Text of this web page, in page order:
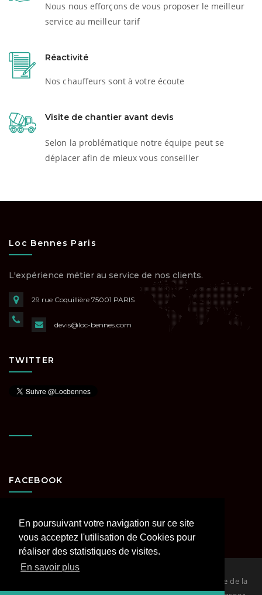
En poursuivant votre navigation sur ce site
vous acceptez l'utilisation de Cookies pour
réaliser des statistiques de visites.
En savoir plus
Nous nous efforçons de vous proposer le meilleur
service au meilleur tarif
Réactivité
Nos chauffeurs sont à votre écoute
Visite de chantier avant devis
Selon la problématique notre équipe peut se
déplacer afin de mieux vous conseiller
Loc Bennes Paris
L'expérience métier au service de nos clients.
29 rue Coquillière 75001 PARIS
devis@loc-bennes.com
TWITTER
FACEBOOK
Loc Bennes Paris et Région parisienne spécialiste de la